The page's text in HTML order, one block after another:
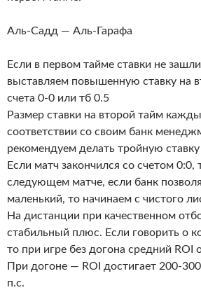
Аль-Садд — Аль-Гарафа
Если в первом тайме ставки не
выставляем повышенную ставку на
счета 0-0 или тб 0.5
Размер ставки на второй тайм
соответствии со своим банк
рекомендуем делать тройную
Если матч закончился со счетом 0:0,
следующем матче, если банк
маленький, то начинаем с чистого
На дистанции при качественном
стабильный плюс. Если говорить о
то при игре без догона средний ROI
При догоне — ROI достигает 200-
п.с.